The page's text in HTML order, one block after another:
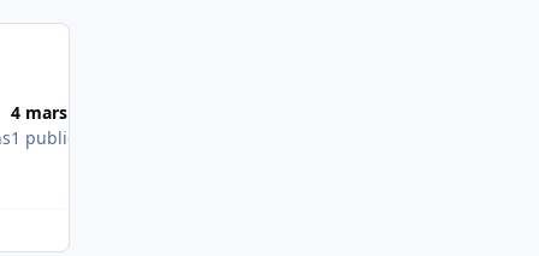
4 mars 2013
1 publication